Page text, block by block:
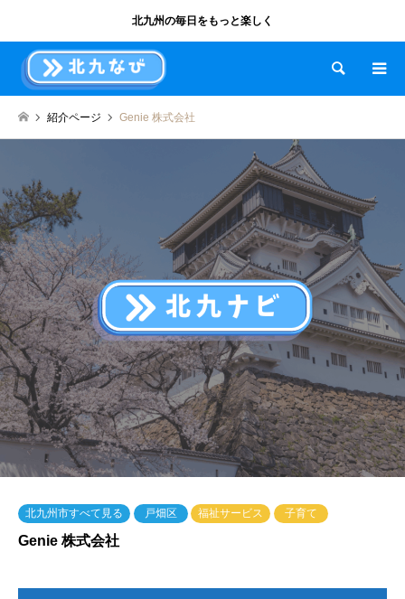
北九州の毎日をもっと楽しく
検索
紹介ページ Genie 株式会社
北九州市すべて見る 戸畑区 福祉サービス 子育て
Genie 株式会社